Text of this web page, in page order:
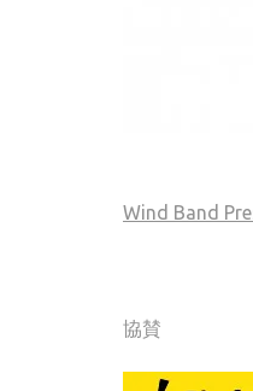
Wind Band
協賛